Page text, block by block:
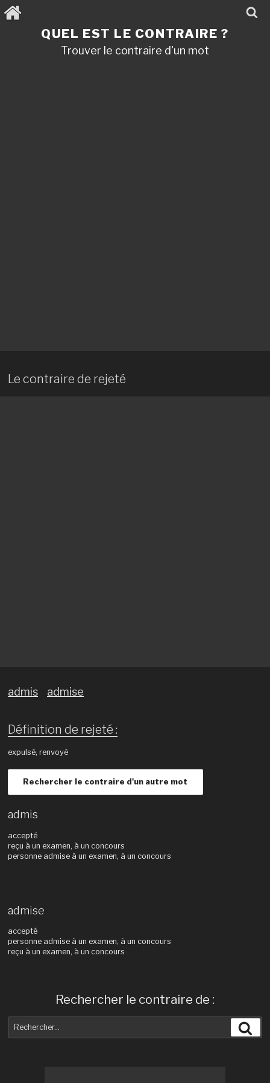
Aller
au
QUEL EST LE CONTRAIRE ?
Trouver le contraire d'un mot
Le contraire de rejeté
admis admise
Définition de rejeté :
expulsé, renvoyé
Rechercher le contraire d'un autre mot
admis
accepté
reçu à un examen, à un concours
personne admise à un examen, à un concours
admise
accepté
personne admise à un examen, à un concours
reçu à un examen, à un concours
Rechercher le contraire de :
pour